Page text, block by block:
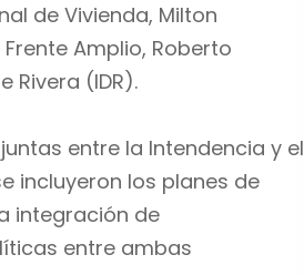
de Vivienda, Milton
Amplio, Roberto
Rivera (IDR).
entre la Intendencia y el
incluyeron los planes de
integración de
entre ambas